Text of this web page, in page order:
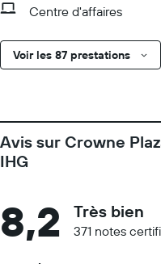
Centre d'affaires
Voir les 87 prestations
Avis sur Crowne
IHG
8,2 Très bien
371 notes